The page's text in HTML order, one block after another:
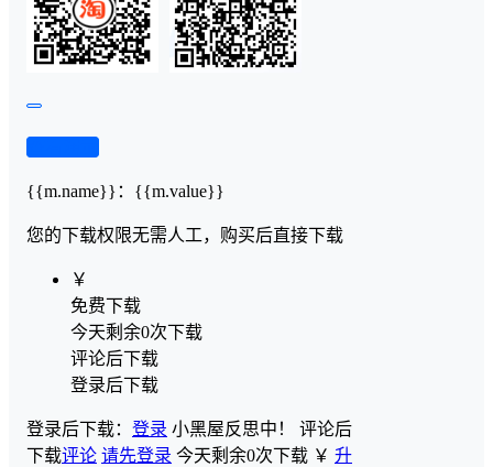
{{m.name}} ： {{m.value}}
您的下载权限无需人工，购买后直接下载
￥
免费下载
今天剩余0次下载
评论后下载
登录后下载
登录后下载： 登录 小黑屋反思中！ 评论后
下载评论 请先登录 今天剩余0次下载 ￥ 升